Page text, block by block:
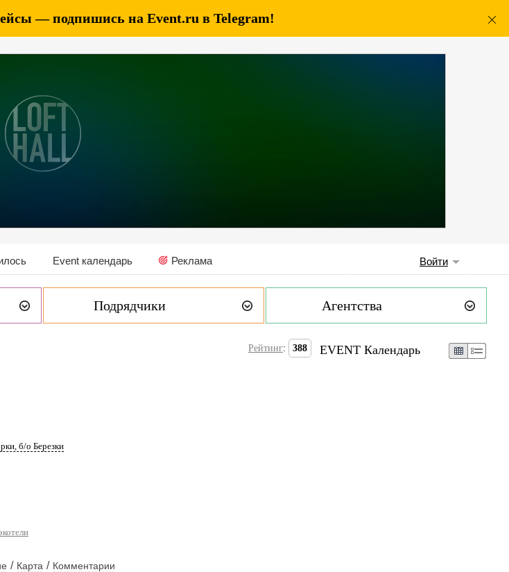
— подпишись на Event.ru в Telegram!
Event календарь Реклама Войти
Подрядчики Агентства
Рейтинг: 388
б/о Березки
/ Карта / Комментарии
EVENT Календарь